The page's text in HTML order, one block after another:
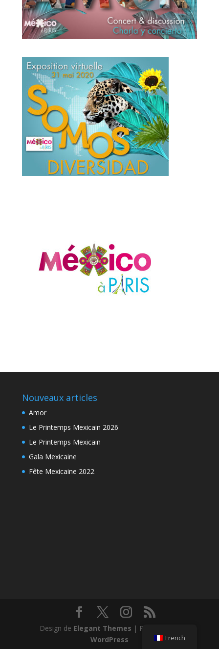
Nouveaux articles
Amor
Le Printemps Mexicain 2026
Le Printemps Mexicain
Gala Mexicaine
Fête Mexicaine 2022
Design de Elegant Themes | Propulsé par
WordPress
French